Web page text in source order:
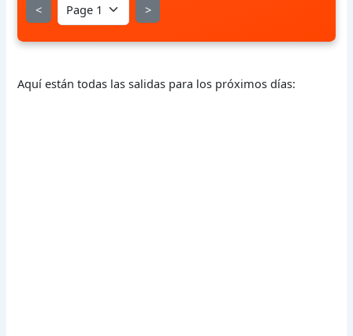
< >
Aquí están todas las salidas para los próximos días: